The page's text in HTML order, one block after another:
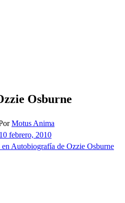
Osburne
Motus Anima
10 febrero, 2010
en Autobiografía de Ozzie Osburne